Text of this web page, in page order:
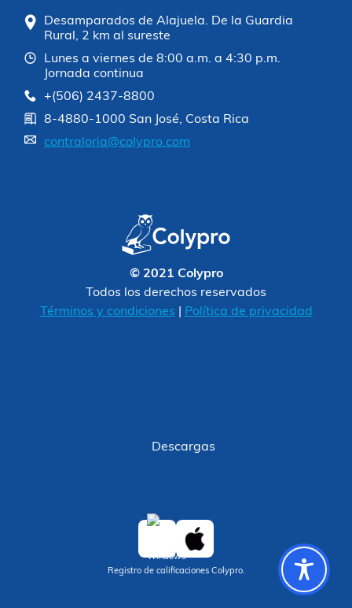
Desamparados de Alajuela. De la Guardia
Rural, 2 km al sureste
Lunes a viernes de 8:00 a.m. a 4:30 p.m.
Jornada continua
+(506) 2437-8800
8-4880-1000 San José, Costa Rica
contraloria@colypro.com
© 2021 Colypro
Todos los derechos reservados
Términos y condiciones
Política de privacidad
Descargas
Registro de calificaciones Colypro.